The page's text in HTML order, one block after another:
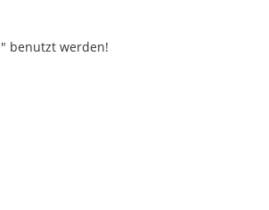
benutzt werden!